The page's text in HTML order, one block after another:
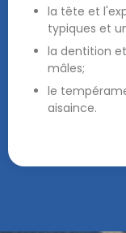
la tête et
typiques et
la dentition
mâles;
le
aisaince.